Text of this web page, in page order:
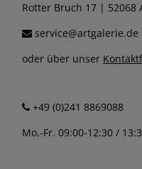
Rotter Bruch 17 | 52068
service@artgalerie.de
oder über unser
+49 (0)241 8869088
Mo.-Fr. 09:00-12:30 /